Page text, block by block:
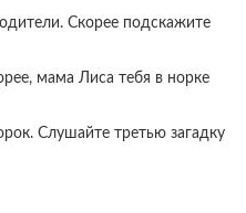
Скорее подскажите
мама Лиса тебя в норке
Слушайте третью загадку